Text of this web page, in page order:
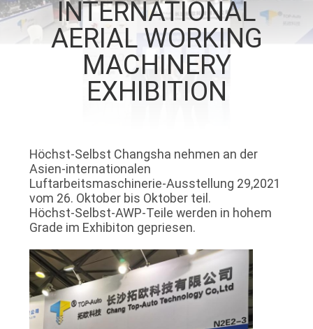
QUALITÄTSKONTROLLE
UNS
VERBINDUNG
FORDERN
EIN
ZITAT
INTERNATIONAL
AERIAL WORKING
MACHINERY
EXHIBITION
Höchst-Selbst Changsha nehmen an der
Asien-internationalen
Luftarbeitsmaschinerie-Ausstellung 29,2021
vom 26. Oktober bis Oktober teil.
Höchst-Selbst-AWP-Teile werden in hohem
Grade im Exhibiton gepriesen.